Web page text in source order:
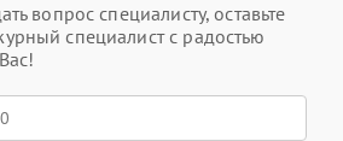
вопрос специалисту, оставьте
специалист с радостью